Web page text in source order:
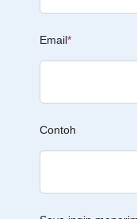
Email*
Contoh